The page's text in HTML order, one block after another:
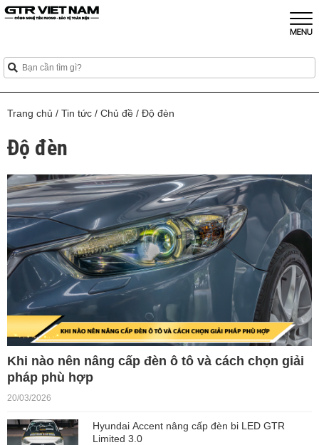
Trang chủ / Tin tức / Chủ đề / Độ đèn
Độ đèn
Khi nào nên nâng cấp đèn ô tô và cách chọn giải
pháp phù hợp
20/03/2026
Hyundai Accent nâng cấp đèn bi LED GTR
Limited 3.0